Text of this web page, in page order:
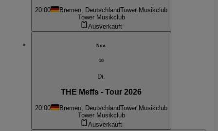
20:00 Bremen, DeutschlandTower Musikclub
Tower Musikclub
Ausverkauft
Nov.
10
Di.
THE Meffs - Tour 2026
20:00 Bremen, DeutschlandTower Musikclub
Tower Musikclub
Ausverkauft